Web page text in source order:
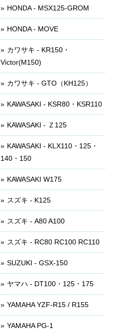
HONDA - MSX125-GROM
HONDA - MOVE
カワサキ - KR150・
Victor(M150)
カワサキ - GTO（KH125）
KAWASAKI - KSR80・KSR110
KAWASAKI - Ｚ125
KAWASAKI - KLX110・125・
140・150
KAWASAKI W175
スズキ - K125
スズキ - A80 A100
スズキ - RC80 RC100 RC110
SUZUKI - GSX-150
ヤマハ - DT100・125・175
YAMAHA YZF-R15 / R155
YAMAHA PG-1